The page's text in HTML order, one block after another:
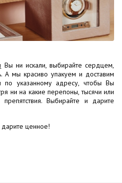
Вы ни искали, выбирайте сердцем,
А мы красиво упакуем и доставим
указанному адресу, чтобы Вы
ни на какие перепоны, тысячи или
Выбирайте и дарите
дарите ценное!